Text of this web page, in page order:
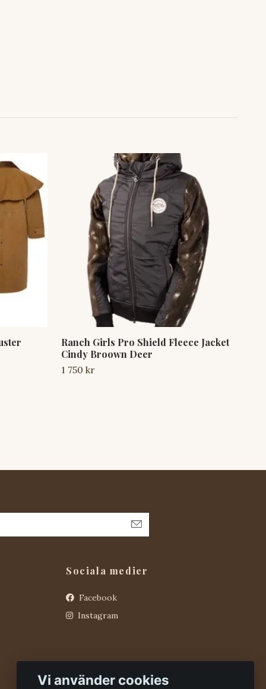
Ranch Girls Pro Shield Fleece Jacket
Cindy Broown Deer
1 750 kr
Sociala medier
Facebook
Instagram
Vi använder cookies